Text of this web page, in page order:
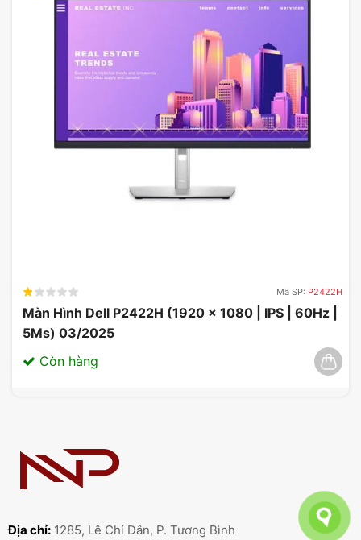
Mã SP: P2422H
Màn Hình Dell P2422H (1920 x 1080 | IPS | 60Hz |
5Ms) 03/2025
Còn hàng
Địa chỉ: 1285, Lê Chí Dân, P. Tương Bình